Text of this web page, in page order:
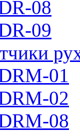
08
09
01
02
08